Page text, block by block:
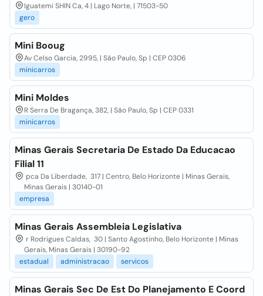
Iguatemi SHIN Ca, 4 | Lago Norte, | 71503-50
gero
Mini Booug
Av Celso Garcia, 2995, | São Paulo, Sp | CEP 0306
minicarros
Mini Moldes
R Serra De Bragança, 382, | São Paulo, Sp | CEP 0331
minicarros
Minas Gerais Secretaria De Estado Da Educacao
Filial 11
pca Da Liberdade, 317 | Centro, Belo Horizonte | Minas Gerais,
Minas Gerais | 30140-01
empresa
Minas Gerais Assembleia Legislativa
r Rodrigues Caldas, 30 | Santo Agostinho, Belo Horizonte | Minas
Gerais, Minas Gerais | 30190-92
estadual
administracao servicos
Minas Gerais Sec De Est Do Planejamento E Coord